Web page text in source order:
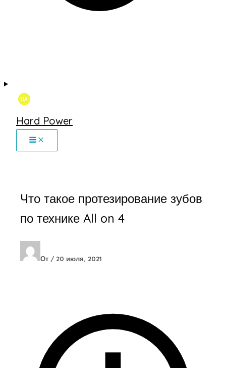
Hard Power
Что такое протезирование зубов
по технике All on 4
От / 20 июля, 2021